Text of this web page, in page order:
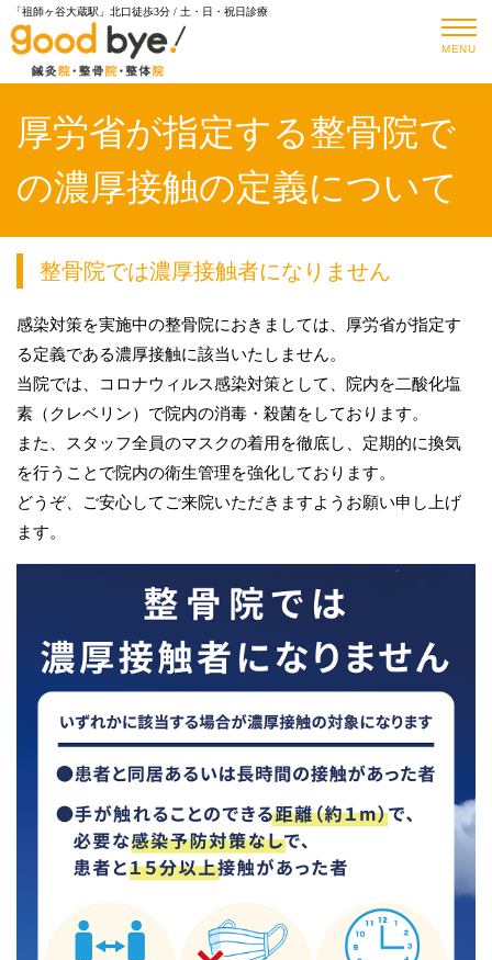
「祖師ヶ谷大蔵駅」北口徒歩3分 / 土・日・祝日診療
MENU
厚労省が指定する整骨院で
の濃厚接触の定義について
整骨院では濃厚接触者になりません
感染対策を実施中の整骨院におきましては、厚労省が指定す
る定義である濃厚接触に該当いたしません。
当院では、コロナウィルス感染対策として、院内を二酸化塩
素（クレベリン）で院内の消毒・殺菌をしております。
また、スタッフ全員のマスクの着用を徹底し、定期的に換気
を行うことで院内の衛生管理を強化しております。
どうぞ、ご安心してご来院いただきますようお願い申し上げ
ます。